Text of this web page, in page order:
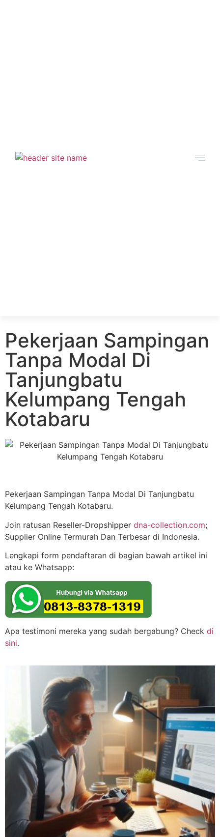
Pekerjaan Sampingan
Tanpa Modal Di
Tanjungbatu
Kelumpang Tengah
Kotabaru
Pekerjaan Sampingan Tanpa Modal Di Tanjungbatu
Kelumpang Tengah Kotabaru.
Join ratusan Reseller-Dropshipper dna-collection.com;
Supplier Online Termurah Dan Terbesar di Indonesia.
Lengkapi form pendaftaran di bagian bawah artikel ini
atau ke Whatsapp:
Apa testimoni mereka yang sudah bergabung? Check di
sini.